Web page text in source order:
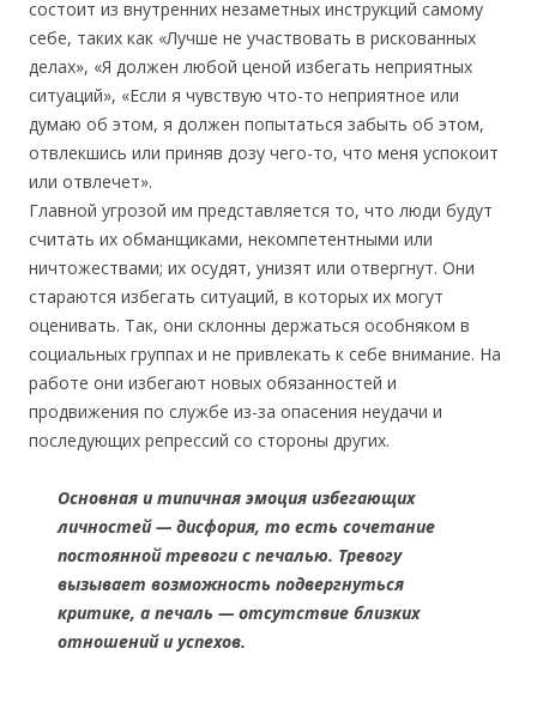
состоит из внутренних незаметных инструкций самому
себе, таких как «Лучше не участвовать в рискованных
делах», «Я должен любой ценой избегать неприятных
ситуаций», «Если я чувствую что-то неприятное или
думаю об этом, я должен попытаться забыть об этом,
отвлекшись или приняв дозу чего-то, что меня успокоит
или отвлечет».
Главной угрозой им представляется то, что люди будут
считать их обманщиками, некомпетентными или
ничтожествами; их осудят, унизят или отвергнут. Они
стараются избегать ситуаций, в которых их могут
оценивать. Так, они склонны держаться особняком в
социальных группах и не привлекать к себе внимание. На
работе они избегают новых обязанностей и
продвижения по службе из-за опасения неудачи и
последующих репрессий со стороны других.
Основная и типичная эмоция избегающих
личностей — дисфория, то есть сочетание
постоянной тревоги с печалью. Тревогу
вызывает возможность подвергнуться
критике, а печаль — отсутствие близких
отношений и успехов.